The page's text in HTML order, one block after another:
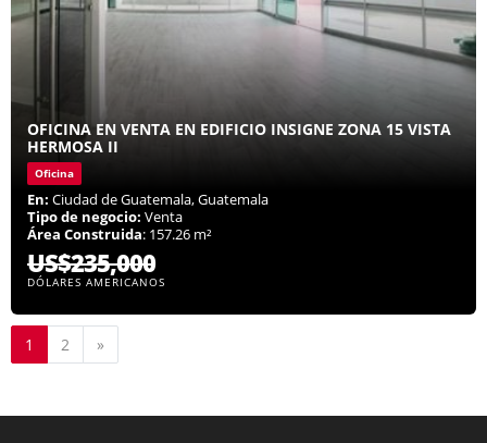
OFICINA EN VENTA EN EDIFICIO INSIGNE ZONA 15 VISTA
HERMOSA II
Oficina
En: Ciudad de Guatemala, Guatemala
Tipo de negocio: Venta
Área Construida: 157.26 m²
US$235,000
DÓLARES AMERICANOS
1 2 »